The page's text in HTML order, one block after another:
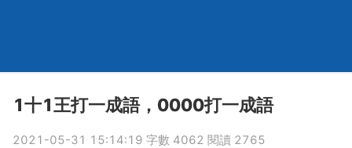
1十1王打一成語，0000打一成語
2021-05-31 15:14:19 字數 4062 閱讀 2765